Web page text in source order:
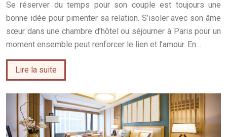
Se réserver du temps pour son couple est toujours une
bonne idée pour pimenter sa relation. S’isoler avec son âme
sœur dans une chambre d’hôtel ou séjourner à Paris pour un
moment ensemble peut renforcer le lien et l’amour. En…
Lire la suite